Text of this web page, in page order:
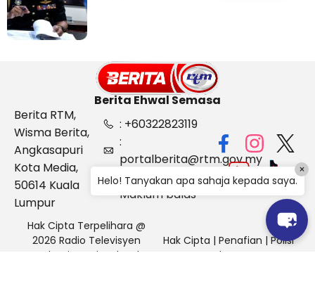
Berita Ehwal Semasa
Berita RTM,
Wisma Berita,
Angkasapuri
Kota Media,
50614 Kuala
Lumpur
: +60322823119
:
portalberita@rtm.gov.my
: Aduan &
Maklum balas
Hak Cipta Terpelihara @
2026 Radio Televisyen
Malaysia, Berita Ehwal
Hak Cipta | Penafian | Polisi
Keselamatan
Helo! Tanyakan apa sahaja kepada saya.
×